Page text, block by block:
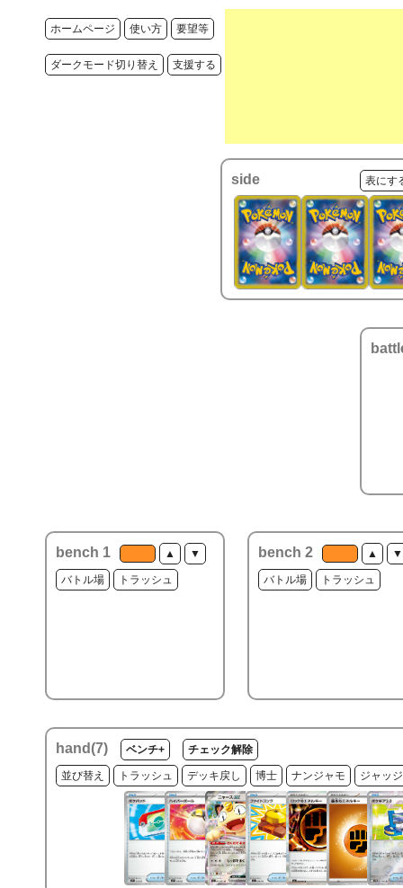
ホームページ 使い方 要望等
ダークモード切り替え 支援する
side 表にす
bench 1 ▲ ▼
バトル場 トラッシュ
bench 2 ▲ ▼
バトル場 トラッシュ
hand(7) ベンチ+ チェック解除
並び替え トラッシュ デッキ戻し 博士 ナンジャモ ジャッ